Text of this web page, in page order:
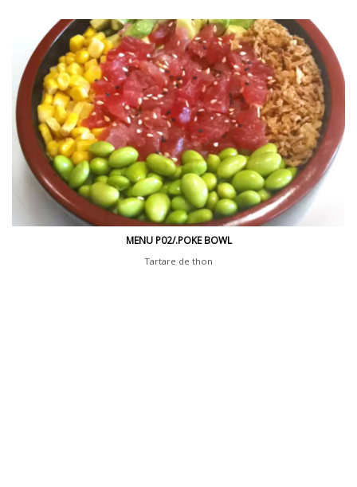
MENU P02/.POKE BOWL
Tartare de thon